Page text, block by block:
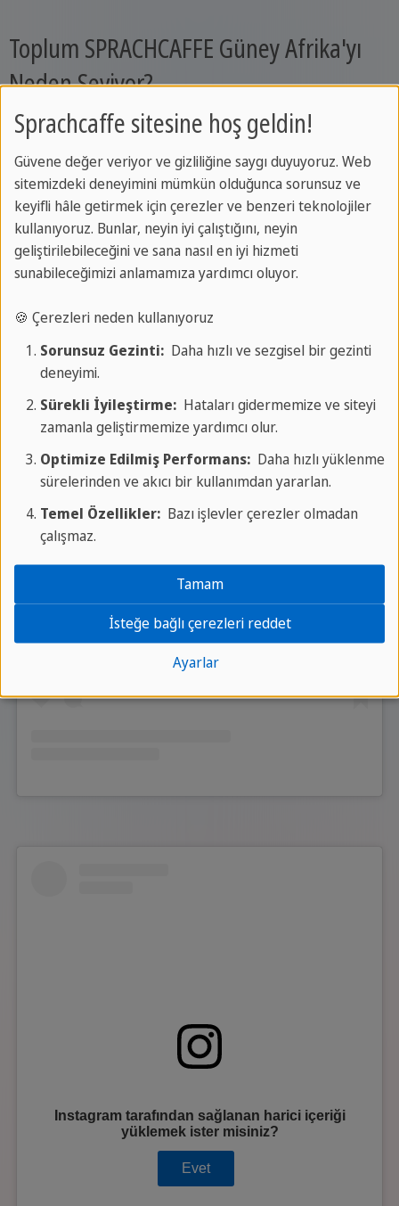
Toplum SPRACHCAFFE Güney Afrika'yı
Neden Seviyor?
Instagramtarafından sağlanan harici içeriği
yüklemek ister misiniz?
Evet
Bu hizmeti kalıcı olarak kabul etmek için,
etmelisiniz.
Instagramtarafından sağlanan harici içeriği
yüklemek ister misiniz?
Evet
Sprachcaffe sitesine hoş geldin!
Güvene değer veriyor ve gizliliğine saygı duyuyoruz. Web
sitemizdeki deneyimini mümkün olduğunca sorunsuz ve
keyifli hâle getirmek için çerezler ve benzeri teknolojiler
kullanıyoruz. Bunlar, neyin iyi çalıştığını, neyin
geliştirilebileceğini ve sana nasıl en iyi hizmeti
sunabileceğimizi anlamamıza yardımcı oluyor.
🍪 Çerezleri neden kullanıyoruz
Sorunsuz Gezinti:Daha hızlı ve sezgisel bir gezinti
deneyimi.
Sürekli İyileştirme:Hataları gidermemize ve siteyi
zamanla geliştirmemize yardımcı olur.
Optimize Edilmiş Performans:Daha hızlı yüklenme
sürelerinden ve akıcı bir kullanımdan yararlan.
Temel Özellikler:Bazı işlevler çerezler olmadan
çalışmaz.
Ayarlar
İsteğe bağlı çerezleri reddet
Tamam